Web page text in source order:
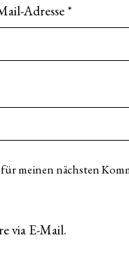
Adresse*
meinen nächsten
via E-Mail.